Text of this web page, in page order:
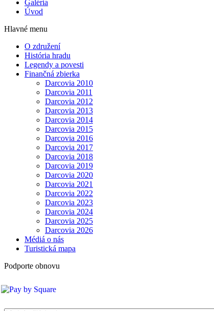
Galéria
Úvod
Hlavné menu
O združení
História hradu
Legendy a povesti
Finančná zbierka
Darcovia 2010
Darcovia 2011
Darcovia 2012
Darcovia 2013
Darcovia 2014
Darcovia 2015
Darcovia 2016
Darcovia 2017
Darcovia 2018
Darcovia 2019
Darcovia 2020
Darcovia 2021
Darcovia 2022
Darcovia 2023
Darcovia 2024
Darcovia 2025
Darcovia 2026
Médiá o nás
Turistická mapa
Podporte obnovu